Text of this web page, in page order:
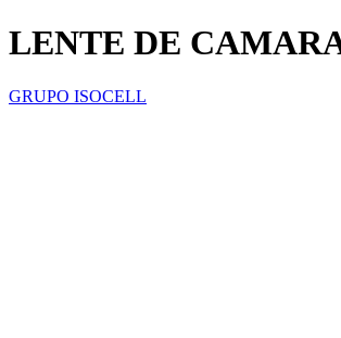
LENTE DE
GRUPO ISOCELL